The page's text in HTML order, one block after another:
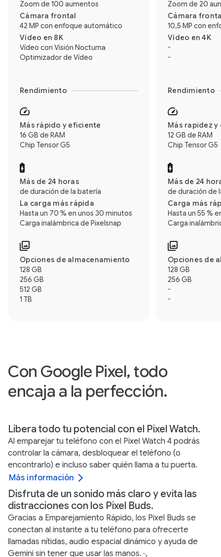
Zoom de 100 aumentos
Cámara frontal
42 MP con enfoque automático
Vídeo en 8K
Vídeo con Visión Nocturna
Optimizador de Vídeo
Zoom de 20
Cámara
10,5 MP con
Vídeo en 4K
-
-
Rendimiento Rendimiento
Más rápido y eficiente
16 GB de RAM
Chip Tensor G5
Más rapidez
12 GB de RAM
Chip Tensor G5
Más de 24 horas
de duración de la batería
La carga más rápida
Hasta un 70 % en unos 30 minutos
Carga inalámbrica de Pixelsnap
Más de 24
de duración de
Carga más
Hasta un 55 %
Carga
Opciones de almacenamiento
128 GB
256 GB
512 GB
1 TB
Opciones de
128 GB
256 GB
-
-
Con Google Pixel, todo
encaja a la perfección.
Libera todo tu potencial con el Pixel Watch.
Al emparejar tu teléfono con el Pixel Watch 4 podrás
controlar la cámara, desbloquear el teléfono (o
encontrarlo) e incluso saber quién llama a tu puerta.
Más información
Disfruta de un sonido más claro y evita las
distracciones con los Pixel Buds.
Gracias a Emparejamiento Rápido, los Pixel Buds se
conectan al instante a tu teléfono para ofrecerte
llamadas nítidas, audio espacial dinámico y ayuda de
Gemini sin tener que usar las manos. ,,,